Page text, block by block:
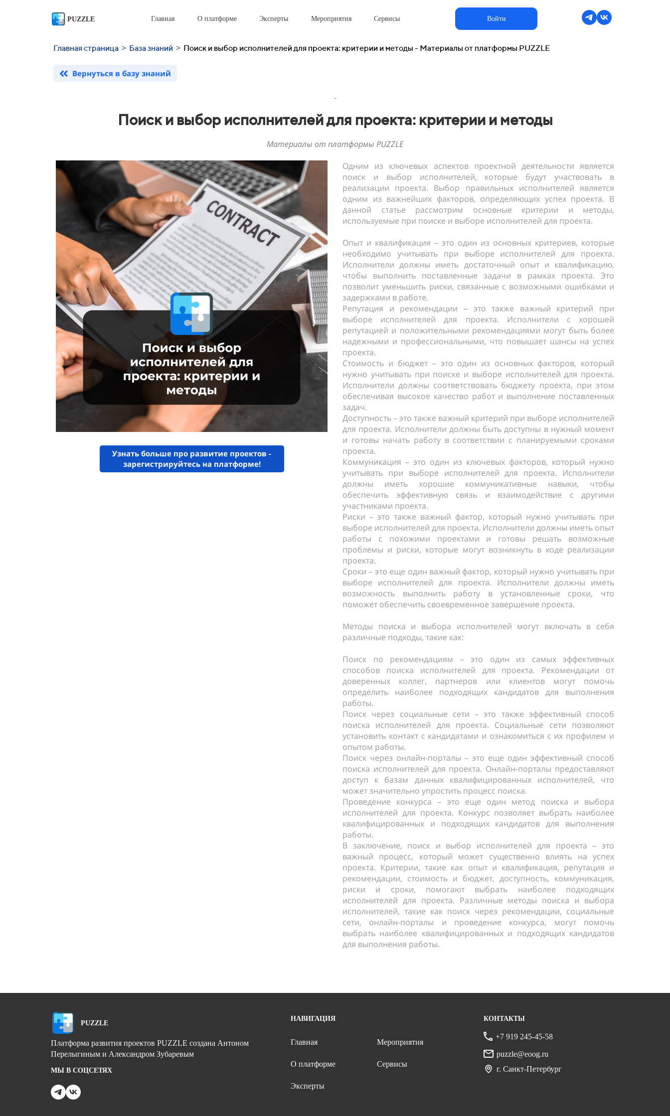
PUZZLE Главная О платформе Эксперты Мероприятия Сервисы Войти
Главная страница > База знаний > Поиск и выбор исполнителей для проекта: критерии и методы - Материалы от платформы PUZZLE
Вернуться в базу знаний
-
Поиск и выбор исполнителей для проекта: критерии и методы
Материалы от платформы PUZZLE
Узнать больше про развитие проектов -
зарегистрируйтесь на платформе!
Одним из ключевых аспектов проектной деятельности является
поиск и выбор исполнителей, которые будут участвовать в
реализации проекта. Выбор правильных исполнителей является
одним из важнейших факторов, определяющих успех проекта. В
данной статье рассмотрим основные критерии и методы,
используемые при поиске и выборе исполнителей для проекта.
Опыт и квалификация – это один из основных критериев, которые
необходимо учитывать при выборе исполнителей для проекта.
Исполнители должны иметь достаточный опыт и квалификацию,
чтобы выполнить поставленные задачи в рамках проекта. Это
позволит уменьшить риски, связанные с возможными ошибками и
задержками в работе.
Репутация и рекомендации – это также важный критерий при
выборе исполнителей для проекта. Исполнители с хорошей
репутацией и положительными рекомендациями могут быть более
надежными и профессиональными, что повышает шансы на успех
проекта.
Стоимость и бюджет – это один из основных факторов, который
нужно учитывать при поиске и выборе исполнителей для проекта.
Исполнители должны соответствовать бюджету проекта, при этом
обеспечивая высокое качество работ и выполнение поставленных
задач.
Доступность – это также важный критерий при выборе исполнителей
для проекта. Исполнители должны быть доступны в нужный момент
и готовы начать работу в соответствии с планируемыми сроками
проекта.
Коммуникация – это один из ключевых факторов, который нужно
учитывать при выборе исполнителей для проекта. Исполнители
должны иметь хорошие коммуникативные навыки, чтобы
обеспечить эффективную связь и взаимодействие с другими
участниками проекта.
Риски – это также важный фактор, который нужно учитывать при
выборе исполнителей для проекта. Исполнители должны иметь опыт
работы с похожими проектами и готовы решать возможные
проблемы и риски, которые могут возникнуть в ходе реализации
проекта.
Сроки – это еще один важный фактор, который нужно учитывать при
выборе исполнителей для проекта. Исполнители должны иметь
возможность выполнить работу в установленные сроки, что
поможет обеспечить своевременное завершение проекта.
Методы поиска и выбора исполнителей могут включать в себя
различные подходы, такие как:
Поиск по рекомендациям – это один из самых эффективных
способов поиска исполнителей для проекта. Рекомендации от
доверенных коллег, партнеров или клиентов могут помочь
определить наиболее подходящих кандидатов для выполнения
работы.
Поиск через социальные сети – это также эффективный способ
поиска исполнителей для проекта. Социальные сети позволяют
установить контакт с кандидатами и ознакомиться с их профилем и
опытом работы.
Поиск через онлайн-порталы – это еще один эффективный способ
поиска исполнителей для проекта. Онлайн-порталы предоставляют
доступ к базам данных квалифицированных исполнителей, что
может значительно упростить процесс поиска.
Проведение конкурса – это еще один метод поиска и выбора
исполнителей для проекта. Конкурс позволяет выбрать наиболее
квалифицированных и подходящих кандидатов для выполнения
работы.
В заключение, поиск и выбор исполнителей для проекта – это
важный процесс, который может существенно влиять на успех
проекта. Критерии, такие как опыт и квалификация, репутация и
рекомендации, стоимость и бюджет, доступность, коммуникация,
риски и сроки, помогают выбрать наиболее подходящих
исполнителей для проекта. Различные методы поиска и выбора
исполнителей, такие как поиск через рекомендации, социальные
сети, онлайн-порталы и проведение конкурса, могут помочь
выбрать наиболее квалифицированных и подходящих кандидатов
для выполнения работы.
PUZZLE
Платформа развития проектов PUZZLE создана Антоном
Перелыгиным и Александром Зубаревым
МЫ В СОЦСЕТЯХ
НАВИГАЦИЯ
Главная
О платформе
Эксперты
Мероприятия
Сервисы
КОНТАКТЫ
+7 919 245-45-58
puzzle@eoog.ru
г. Санкт-Петербург